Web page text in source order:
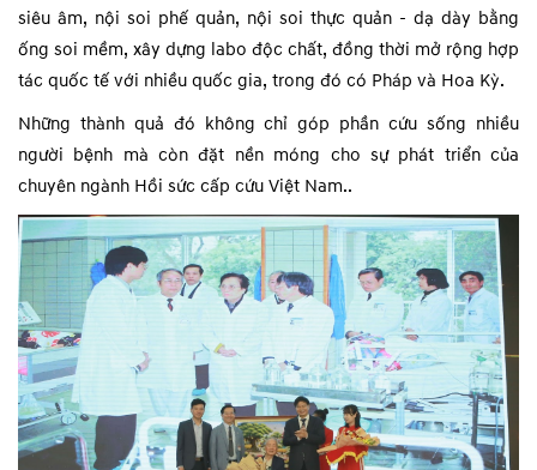
siêu âm, nội soi phế quản, nội soi thực quản - dạ dày bằng
ống soi mềm, xây dựng labo độc chất, đồng thời mở rộng hợp
tác quốc tế với nhiều quốc gia, trong đó có Pháp và Hoa Kỳ.
Những thành quả đó không chỉ góp phần cứu sống nhiều
người bệnh mà còn đặt nền móng cho sự phát triển của
chuyên ngành Hồi sức cấp cứu Việt Nam..